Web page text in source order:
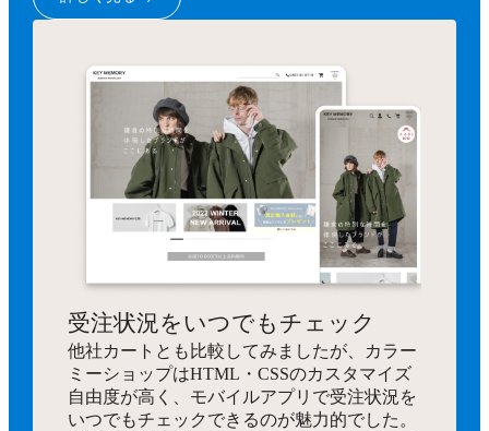
受注状況をいつでもチェック
他社カートとも比較してみましたが、カラー
ミーショップはHTML・CSSのカスタマイズ
自由度が高く、モバイルアプリで受注状況を
いつでもチェックできるのが魅力的でした。